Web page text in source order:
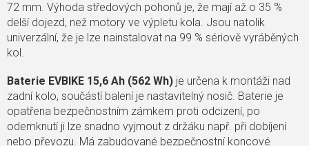
72 mm. Výhoda středových pohonů je, že mají až o 35 %
delší dojezd, než motory ve výpletu kola. Jsou natolik
univerzální, že je lze nainstalovat na 99 % sériově vyráběných
kol.
Baterie EVBIKE 15,6 Ah (562 Wh) je určena k montáži nad
zadní kolo, součástí balení je nastavitelný nosič. Baterie je
opatřena bezpečnostním zámkem proti odcizení, po
odemknutí ji lze snadno vyjmout z držáku např. při dobíjení
nebo převozu. Má zabudované bezpečnostní koncové